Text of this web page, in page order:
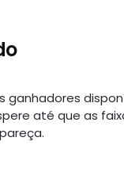
até que as